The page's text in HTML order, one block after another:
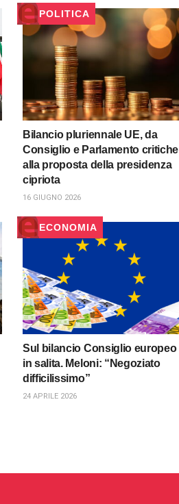
POLITICA
Bilancio pluriennale UE, da
Consiglio e Parlamento critiche
alla proposta della presidenza
cipriota
16 GIUGNO 2026
ECONOMIA
Sul bilancio Consiglio europeo
in salita. Meloni: “Negoziato
difficilissimo”
24 APRILE 2026